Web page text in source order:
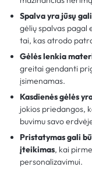
Spalva yra jūsų
gėlių spalvas
tai, kas atrodo
Gėlės lenkia
greitai gendanti
įsimenamas.
Kasdienės gėlės
jokios priedangos,
buvimu savo
Pristatymas gali
įteikimas, kai
personalizavimui.